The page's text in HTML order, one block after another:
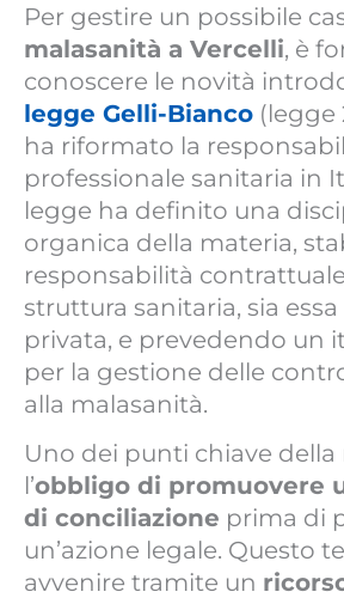
Per gestire un possibile
malasanità a Vercelli, è
conoscere le novità
legge Gelli-Bianco (legge
ha riformato la
professionale sanitaria in
legge ha definito una
organica della materia,
responsabilità
struttura sanitaria, sia
privata, e prevedendo un
per la gestione delle
alla malasanità.
Uno dei punti chiave della
l’obbligo di promuovere
di conciliazione prima di
un’azione legale. Questo
avvenire tramite un